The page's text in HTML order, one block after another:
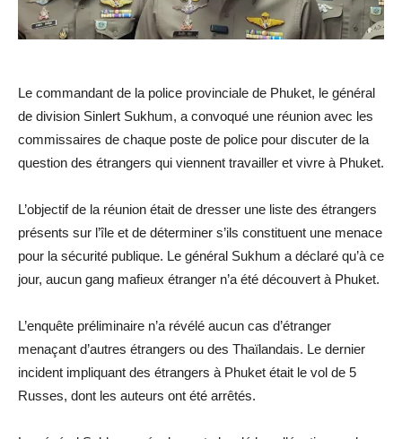
Le commandant de la police provinciale de Phuket, le général
de division Sinlert Sukhum, a convoqué une réunion avec les
commissaires de chaque poste de police pour discuter de la
question des étrangers qui viennent travailler et vivre à Phuket.
L’objectif de la réunion était de dresser une liste des étrangers
présents sur l’île et de déterminer s’ils constituent une menace
pour la sécurité publique. Le général Sukhum a déclaré qu’à ce
jour, aucun gang mafieux étranger n’a été découvert à Phuket.
L’enquête préliminaire n’a révélé aucun cas d’étranger
menaçant d’autres étrangers ou des Thaïlandais. Le dernier
incident impliquant des étrangers à Phuket était le vol de 5
Russes, dont les auteurs ont été arrêtés.